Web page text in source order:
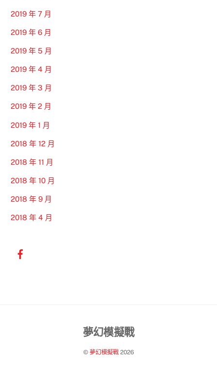
2019 年 7 月
2019 年 6 月
2019 年 5 月
2019 年 4 月
2019 年 3 月
2019 年 2 月
2019 年 1 月
2018 年 12 月
2018 年 11 月
2018 年 10 月
2018 年 9 月
2018 年 4 月
Back
Top
夢幻模擬戰
© 夢幻模擬戰2026